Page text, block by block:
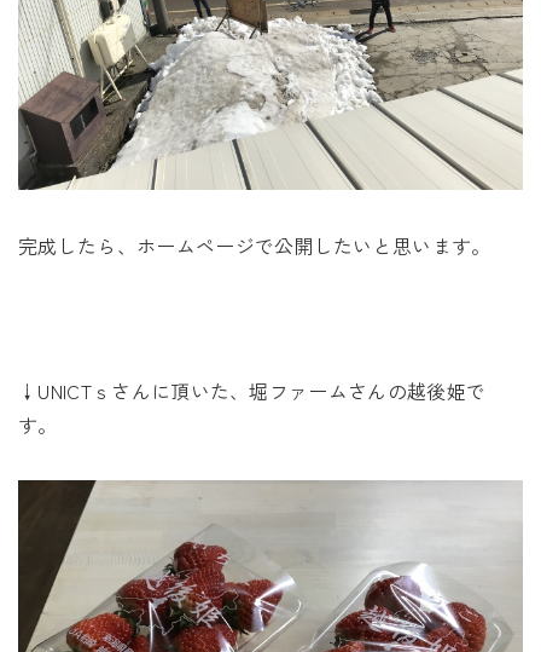
完成したら、ホームページで公開したいと思います。
↓UNICTｓさんに頂いた、堀ファームさんの越後姫で
す。